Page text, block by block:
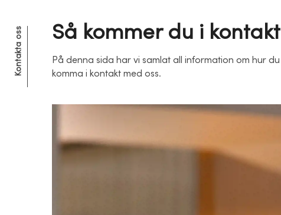
Så kommer du i
På denna sida har vi samlat all information om hur du
komma i kontakt med oss.
Kontakta oss